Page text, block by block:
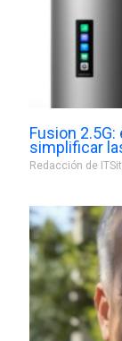
Fusion
simplificar
Redacción de